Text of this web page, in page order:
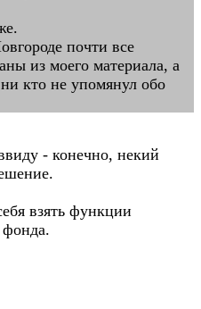
почти все
из моего материала, а
кто не упомянул обо
- конечно, некий
взять функции
фонда.